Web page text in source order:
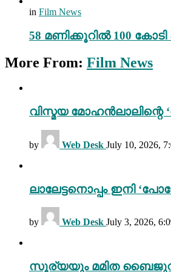
in Film News
58 മണിക്കൂറിൽ 100
More From: Film News
വിസ്മയ മോഹൻലാലിന്റെ
by Web Desk July 10, 2026,
ലാലേട്ടനൊപ്പം ഇനി
by Web Desk July 3, 2026,
സൂര്യയും മമിത ബൈജുവും